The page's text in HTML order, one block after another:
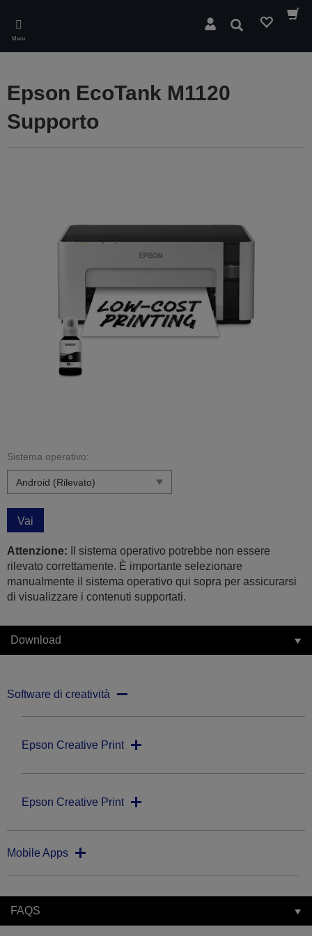
main
content
Menu
Cerca
Epson EcoTank M1120
Supporto
Sistema operativo:
Vai
Attenzione: Il sistema operativo potrebbe non essere
rilevato correttamente. È importante selezionare
manualmente il sistema operativo qui sopra per assicurarsi
di visualizzare i contenuti supportati.
Download
Software di creatività
Epson Creative Print
Epson Creative Print
Mobile Apps
FAQS